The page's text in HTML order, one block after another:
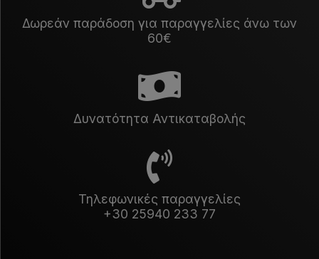
Δωρεάν παράδοση για παραγγελίες άνω των
60€
Δυνατότητα Αντικαταβολής
Τηλεφωνικές παραγγελίες
+30 25940 233 77